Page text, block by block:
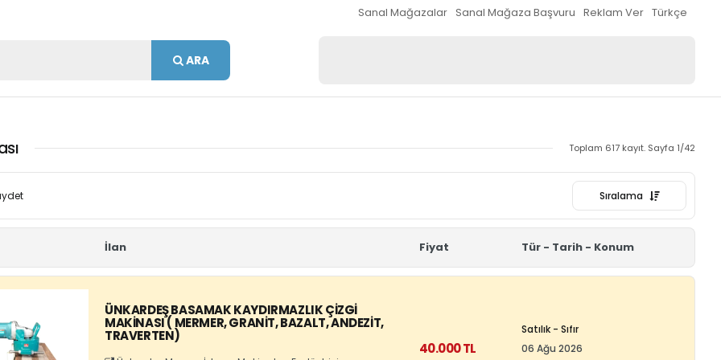
Türkçe
Reklam Ver
Sanal Mağaza Başvuru
Sanal Mağazalar
ARA
Toplam 617 kayıt. Sayfa 1/42
Sıralama
İlan Fiyat Tür - Tarih - Konum
ÜNKARDEŞ BASAMAK KAYDIRMAZLIK ÇIZGI
MAKINASI ( MERMER, GRANIT, BAZALT, ANDEZIT,
TRAVERTEN)
40.000 TL
Satılık - Sıfır
06 Ağu 2026